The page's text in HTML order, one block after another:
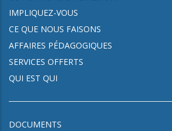
IMPLIQUEZ-VOUS
CE QUE NOUS FAISONS
AFFAIRES PÉDAGOGIQUES
SERVICES OFFERTS
QUI EST QUI
DOCUMENTS